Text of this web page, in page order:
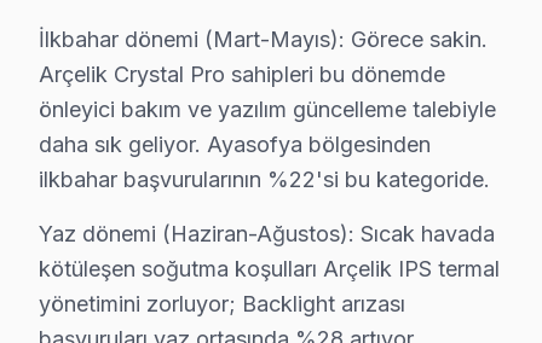
Demirtaş'ta Arçelik TV Servisi
Demirtaş mahallesi, kendine özgü yapısıyla
Derviş Ali'de Arçelik TV Servisi
Derviş Ali mahallesi, nostaljik yapısıyla dikkat
Emin Sinan'da bu marka TV Servisi
Emin Sinan, tarihsel mirasıyla dolu bir semt olarak
İlkbahar dönemi (Mart-Mayıs): Görece sakin.
Arçelik Crystal Pro sahipleri bu dönemde
önleyici bakım ve yazılım güncelleme talebiyle
daha sık geliyor. Ayasofya bölgesinden
ilkbahar başvurularının %22'si bu kategoride.
Yaz dönemi (Haziran-Ağustos): Sıcak havada
kötüleşen soğutma koşulları Arçelik IPS termal
yönetimini zorluyor; Backlight arızası